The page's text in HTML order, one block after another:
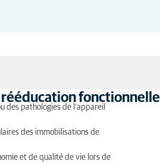
fonctionnelle
fonctionnelle à Beaucouzé
fonctionnelle
des pathologies de l’appareil
des immobilisations de
et de qualité de vie lors de